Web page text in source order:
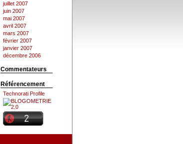
juillet 2007
juin 2007
mai 2007
avril 2007
mars 2007
février 2007
janvier 2007
décembre 2006
Commentateurs
Référencement
Technorati Profile